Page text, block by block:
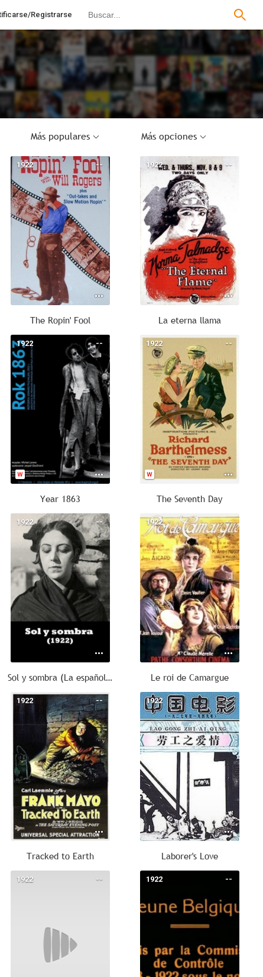
Registrarse
Más populares Más opciones
--
1922
The Ropin' Fool
--
1922
La eterna llama
--
1922
Year 1863
--
1922
The Seventh Day
--
1922
Sol y sombra (La española)
--
1922
Le roi de Camargue
--
1922
Tracked to Earth
--
1922
Laborer's Love
--
1922 --
1922